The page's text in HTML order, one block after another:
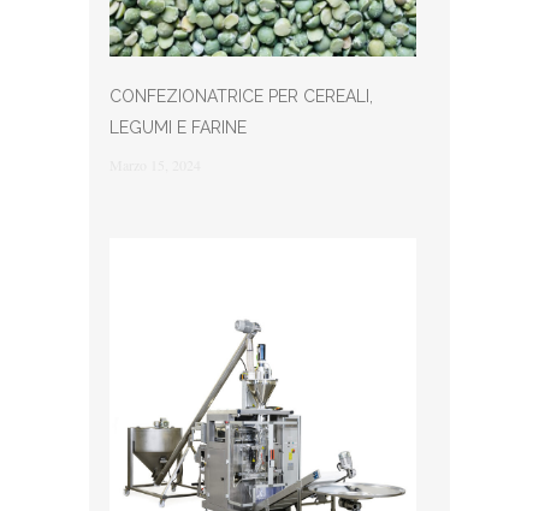
CONFEZIONATRICE PER CEREALI,
LEGUMI E FARINE